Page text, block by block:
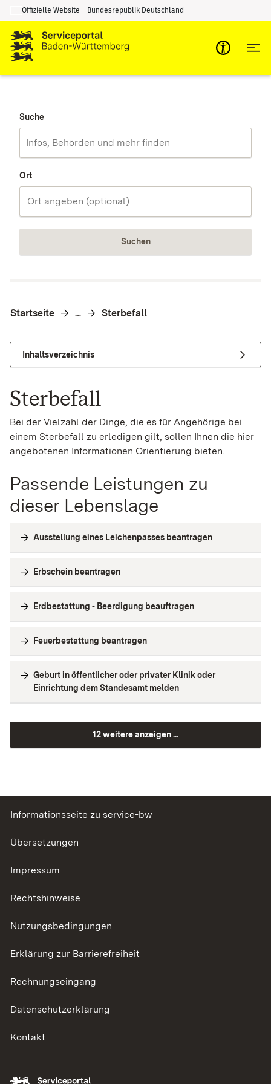
Zum Inhalt springen
Zur Suche springen
Offizielle Website – Bundesrepublik Deutschland
Suche
Ort
Suchen
Startseite … Sterbefall
Inhaltsverzeichnis
Sterbefall
Bei der Vielzahl der Dinge, die es für Angehörige bei
einem Sterbefall zu erledigen gilt, sollen Ihnen die hier
angebotenen Informationen Orientierung bieten.
Passende Leistungen zu
dieser Lebenslage
Ausstellung eines Leichenpasses beantragen
Erbschein beantragen
Erdbestattung - Beerdigung beauftragen
Feuerbestattung beantragen
Geburt in öffentlicher oder privater Klinik oder
Einrichtung dem Standesamt melden
12 weitere anzeigen ...
Informationsseite zu service-bw
Übersetzungen
Impressum
Rechtshinweise
Nutzungsbedingungen
Erklärung zur Barrierefreiheit
Rechnungseingang
Datenschutzerklärung
Kontakt